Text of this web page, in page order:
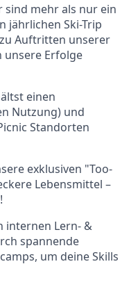
sind mehr als nur ein
jährlichen Ski-Trip
Auftritten unserer
unsere Erfolge
einen
Nutzung) und
Standorten
exklusiven "Too-
Lebensmittel –
internen Lern- &
spannende
um deine Skills